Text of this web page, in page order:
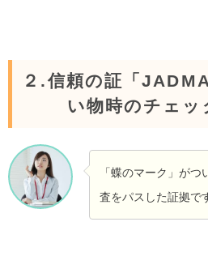
２.信頼の証「
い物時のチェッ
「蝶のマーク」が
査をパスした証拠で